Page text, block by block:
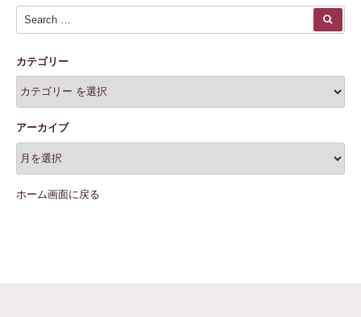
Search for:
カテゴリー
アーカイブ
ホーム画面に戻る